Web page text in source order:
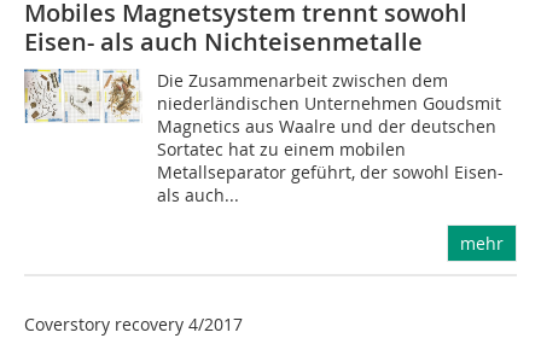
Mobiles Magnetsystem trennt sowohl
Eisen- als auch Nichteisenmetalle
Die Zusammenarbeit zwischen dem
niederländischen Unternehmen Goudsmit
Magnetics aus Waalre und der deutschen
Sortatec hat zu einem mobilen
Metallseparator geführt, der sowohl Eisen-
als auch...
mehr
Coverstory recovery 4/2017